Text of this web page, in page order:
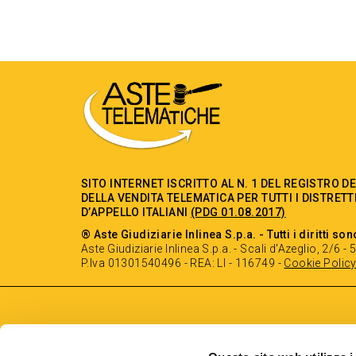
SITO INTERNET ISCRITTO AL N. 1 DEL REGISTRO
DELLA VENDITA TELEMATICA PER TUTTI I
D’APPELLO ITALIANI (PDG 01.08.2017)
® Aste Giudiziarie Inlinea S.p.a. - Tutti i diritti
Aste Giudiziarie Inlinea S.p.a. - Scali d'Azeglio, 2/6 -
P.Iva 01301540496 - REA: LI - 116749 - Cookie Policy